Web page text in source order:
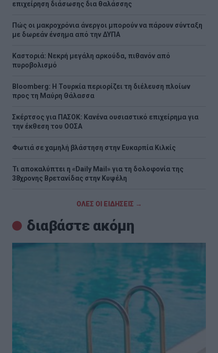
επιχείρηση διάσωσης δια θαλάσσης
Πώς οι μακροχρόνια άνεργοι μπορούν να πάρουν σύνταξη
με δωρεάν ένσημα από την ΔΥΠΑ
Καστοριά: Νεκρή μεγάλη αρκούδα, πιθανόν από
πυροβολισμό
Bloomberg: Η Τουρκία περιορίζει τη διέλευση πλοίων
προς τη Μαύρη Θάλασσα
Σκέρτσος για ΠΑΣΟΚ: Κανένα ουσιαστικό επιχείρημα για
την έκθεση του ΟΟΣΑ
Φωτιά σε χαμηλή βλάστηση στην Ευκαρπία Κιλκίς
Τι αποκαλύπτει η «Daily Mail» για τη δολοφονία της
38χρονης Βρετανίδας στην Κυψέλη
ΟΛΕΣ ΟΙ ΕΙΔΗΣΕΙΣ →
διαβάστε ακόμη